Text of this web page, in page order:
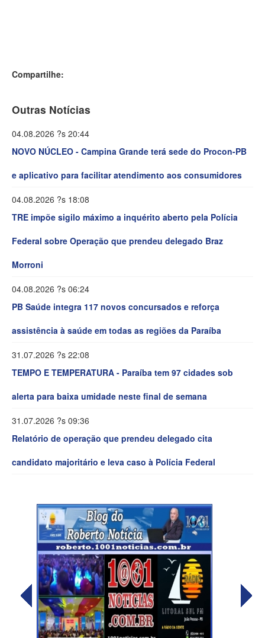
Compartilhe:
Outras Notícias
04.08.2026 ?s 20:44
NOVO NÚCLEO - Campina Grande terá sede do Procon-PB
e aplicativo para facilitar atendimento aos consumidores
04.08.2026 ?s 18:08
TRE impõe sigilo máximo a inquérito aberto pela Polícia
Federal sobre Operação que prendeu delegado Braz
Morroni
04.08.2026 ?s 06:24
PB Saúde integra 117 novos concursados e reforça
assistência à saúde em todas as regiões da Paraíba
31.07.2026 ?s 22:08
TEMPO E TEMPERATURA - Paraíba tem 97 cidades sob
alerta para baixa umidade neste final de semana
31.07.2026 ?s 09:36
Relatório de operação que prendeu delegado cita
candidato majoritário e leva caso à Polícia Federal